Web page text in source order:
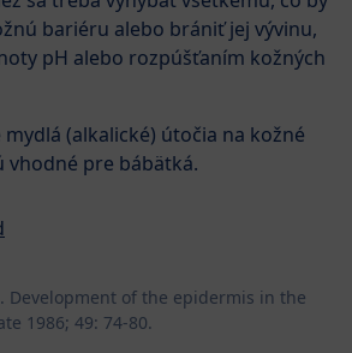
bariéru alebo brániť jej vývinu,
pH alebo rozpúšťaním kožných
(alkalické) útočia na kožné
vhodné pre bábätká.
Development of the epidermis in the
1986; 49: 74-80.